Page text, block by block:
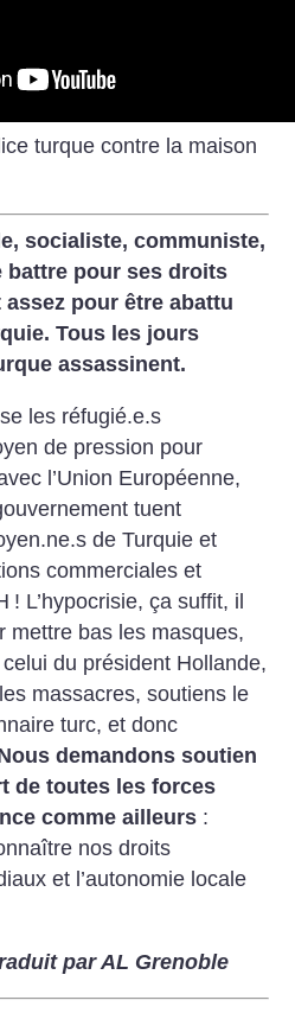
turque contre la maison
socialiste, communiste,
battre pour ses droits
pour être abattu
Tous les jours
assassinent.
les réfugié.e.s
de pression pour
l’Union Européenne,
tuent
de Turquie et
commerciales et
! L’hypocrisie, ça suffit, il
mettre bas les masques,
du président Hollande,
massacres, soutiens le
turc, et donc
demandons soutien
de toutes les forces
comme ailleurs :
nos droits
et l’autonomie locale
par AL Grenoble